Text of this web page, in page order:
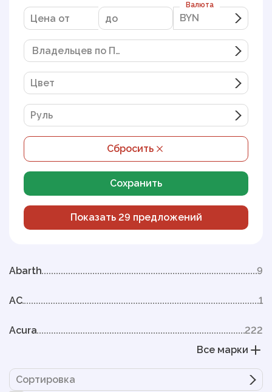
BYN
BYN
Валюта
Владельцев по ПТС
Цвет
Руль
Сбросить
Сохранить
Показать 29 предложений
Abarth 9
AC 1
Acura
222
Все марки
Сортировка